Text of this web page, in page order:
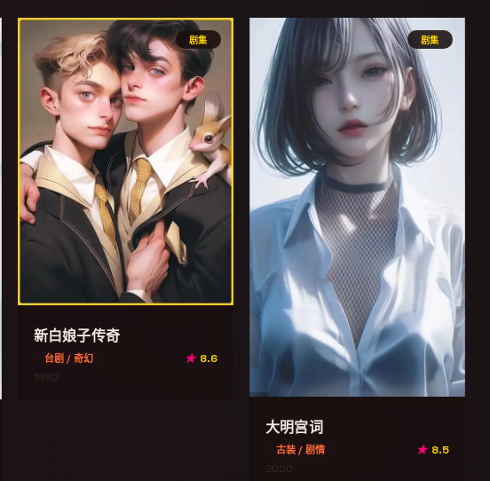
剧集
新白娘子传奇
台剧 / 奇幻 ★8.6
1992
剧集
大明宫词
古装 / 剧情 ★8.5
2000